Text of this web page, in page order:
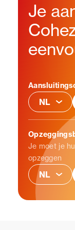
Je
Je moet je
opzeggen